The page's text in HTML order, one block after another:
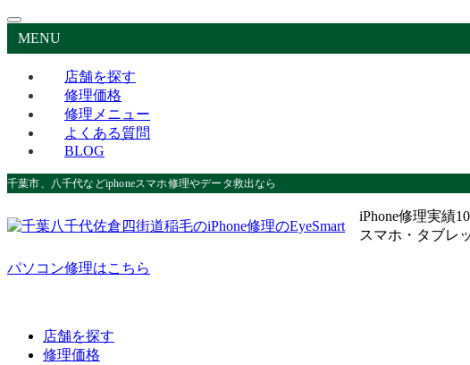
MENU
店舗を探す
修理価格
修理メニュー
よくある質問
BLOG
千葉市、八千代などiphoneスマホ修理やデータ救出なら
iPhone修理実績
スマホ・タブレ
パソコン修理はこちら
店舗を探す
修理価格